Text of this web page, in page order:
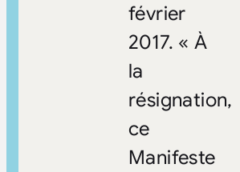
février
2017. « À
la
résignation,
ce
Manifeste